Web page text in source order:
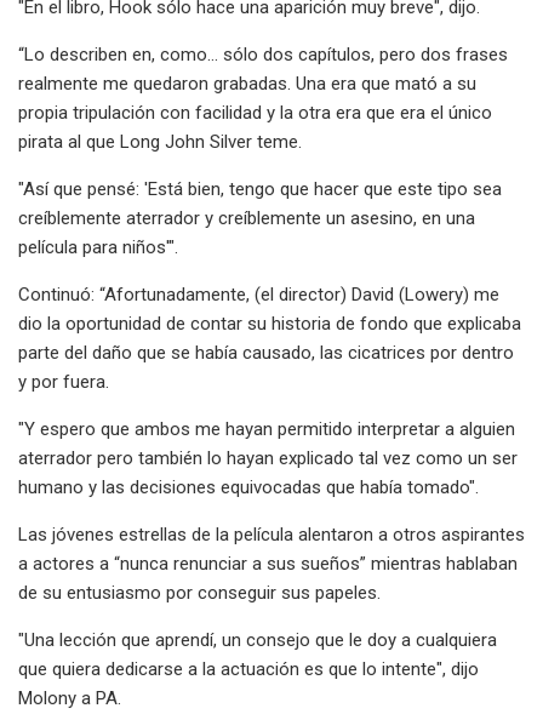
"En el libro, Hook sólo hace una aparición muy breve", dijo.
“Lo describen en, como… sólo dos capítulos, pero dos frases
realmente me quedaron grabadas. Una era que mató a su
propia tripulación con facilidad y la otra era que era el único
pirata al que Long John Silver teme.
"Así que pensé: 'Está bien, tengo que hacer que este tipo sea
creíblemente aterrador y creíblemente un asesino, en una
película para niños'".
Continuó: “Afortunadamente, (el director) David (Lowery) me
dio la oportunidad de contar su historia de fondo que explicaba
parte del daño que se había causado, las cicatrices por dentro
y por fuera.
"Y espero que ambos me hayan permitido interpretar a alguien
aterrador pero también lo hayan explicado tal vez como un ser
humano y las decisiones equivocadas que había tomado".
Las jóvenes estrellas de la película alentaron a otros aspirantes
a actores a “nunca renunciar a sus sueños” mientras hablaban
de su entusiasmo por conseguir sus papeles.
"Una lección que aprendí, un consejo que le doy a cualquiera
que quiera dedicarse a la actuación es que lo intente", dijo
Molony a PA.